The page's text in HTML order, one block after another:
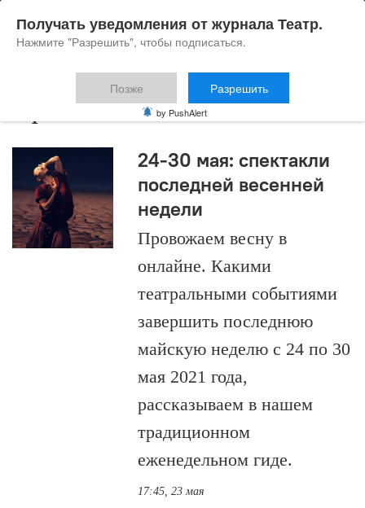
афиша мая
24-30 мая: спектакли
последней весенней
недели
Провожаем весну в
онлайне. Какими
театральными событиями
завершить последнюю
майскую неделю с 24 по 30
мая 2021 года,
рассказываем в нашем
традиционном
еженедельном гиде.
17:45, 23 мая
Получать уведомления от журнала Театр.
Нажмите "Разрешить", чтобы подписаться.
Позже Разрешить
by PushAlert